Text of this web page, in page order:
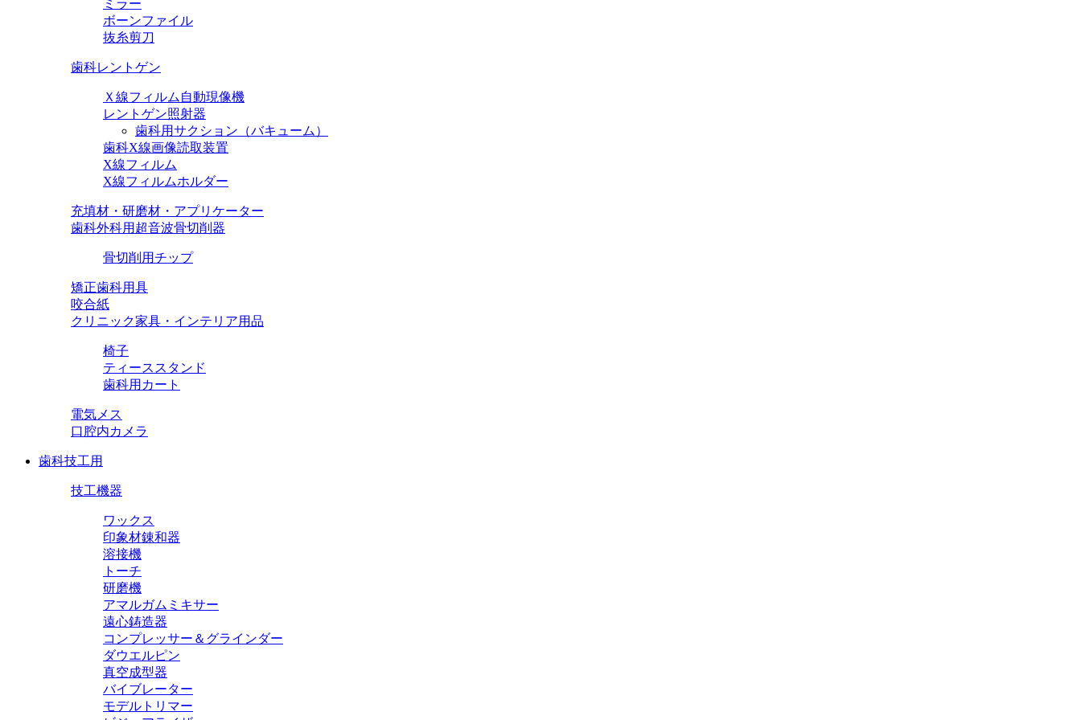
ミラー
ボーンファイル
抜糸剪刀
歯科レントゲン
Ｘ線フィルム自動現像機
レントゲン照射器
歯科用サクション（バキューム）
歯科X線画像読取装置
X線フィルム
X線フィルムホルダー
充填材・研磨材・アプリケーター
歯科外科用超音波骨切削器
骨切削用チップ
矯正歯科用具
咬合紙
クリニック家具・インテリア用品
椅子
ティーススタンド
歯科用カート
電気メス
口腔内カメラ
歯科技工用
技工機器
ワックス
印象材錬和器
溶接機
トーチ
研磨機
アマルガムミキサー
遠心鋳造器
コンプレッサー＆グラインダー
ダウエルピン
真空成型器
バイブレーター
モデルトリマー